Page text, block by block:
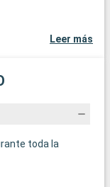
Leer más
toda la